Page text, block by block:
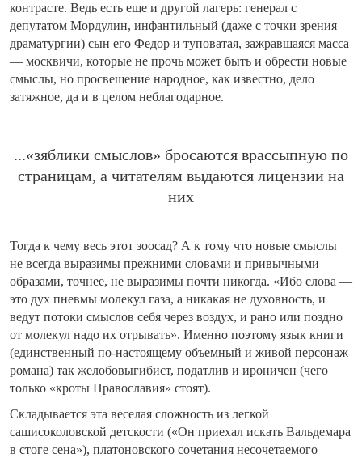
контрасте. Ведь есть еще и другой лагерь: генерал с
депутатом Мордулин, инфантильный (даже с точки зрения
драматургии) сын его Федор и туповатая, зажравшаяся масса
— москвичи, которые не прочь может быть и обрести новые
смыслы, но просвещение народное, как известно, дело
затяжное, да и в целом неблагодарное.
...«зяблики смыслов» бросаются врассыпную по
страницам, а читателям выдаются лицензии на
них
Тогда к чему весь этот зоосад? А к тому что новые смыслы
не всегда выразимы прежними словами и привычными
образами, точнее, не выразимы почти никогда. «Ибо слова —
это дух пневмы молекул газа, а никакая не духовность, и
ведут потоки смыслов себя через воздух, и рано или поздно
от молекул надо их отрывать». Именно поэтому язык книги
(единственный по-настоящему объемный и живой персонаж
романа) так желобовыгибист, податлив и ироничен (чего
только «кроты Православия» стоят).
Складывается эта веселая сложность из легкой
сашисоколовской детскости («Он приехал искать Вальдемара
в стоге сена»), платоновского сочетания несочетаемого